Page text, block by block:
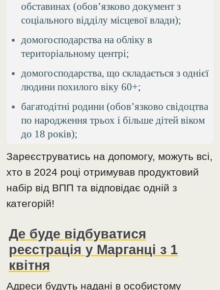
обставинах (обов’язково документ з
соціального відділу місцевої влади);
домогосподарства на обліку в
територіальному центрі;
домогосподарства, що складається з однієї
людини похилого віку 60+;
багатодітні родини (обов’язково свідоцтва
по народження трьох і більше дітей віком
до 18 років);
Зареєструватись на допомогу, можуть всі,
хто в 2024 році отримував продуктовий
набір від ВПП та відповідає одній з
категорій!
Де буде відбуватися
реєстрація у Марганці з 1
квітня
Адреси будуть надані в особистому